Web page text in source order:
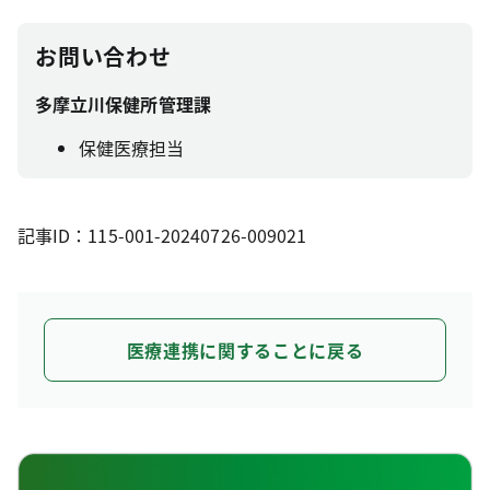
お問い合わせ
多摩立川保健所管理課
保健医療担当
記事ID：115-001-20240726-009021
医療連携に関することに戻る